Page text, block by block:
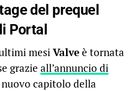
del prequel
Portal
mesiValveè tornata
grazie all’annuncio di
capitolo della